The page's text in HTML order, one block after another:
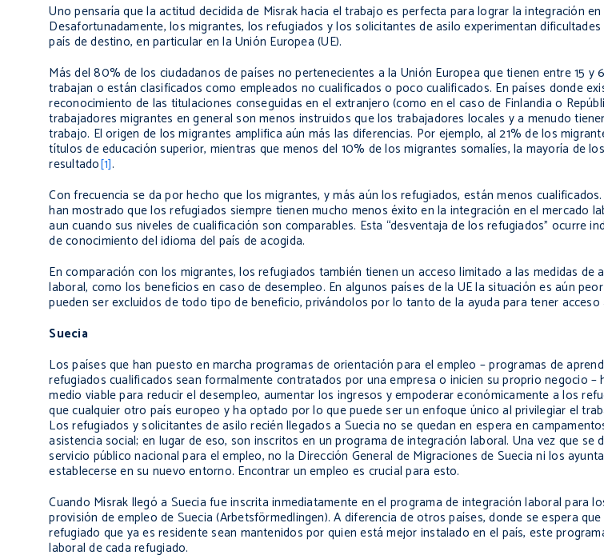
Uno pensaría que la actitud decidida de Misrak hacia el trabajo es perfecta para lograr la integración
Desafortunadamente, los migrantes, los refugiados y los solicitantes de asilo experimentan
país de destino, en particular en la Unión Europea (UE).
Más del 80% de los ciudadanos de países no pertenecientes a la Unión Europea que tienen entre 15 y
trabajan o están clasificados como empleados no cualificados o poco cualificados. En países donde
reconocimiento de las titulaciones conseguidas en el extranjero (como en el caso de Finlandia o
trabajadores migrantes en general son menos instruidos que los trabajadores locales y a menudo
trabajo. El origen de los migrantes amplifica aún más las diferencias. Por ejemplo, al 21% de los
títulos de educación superior, mientras que menos del 10% de los migrantes somalíes, la mayoría de
resultado[1].
Con frecuencia se da por hecho que los migrantes, y más aún los refugiados, están menos
han mostrado que los refugiados siempre tienen mucho menos éxito en la integración en el mercado
aun cuando sus niveles de cualificación son comparables. Esta “desventaja de los refugiados” ocurre
de conocimiento del idioma del país de acogida.
En comparación con los migrantes, los refugiados también tienen un acceso limitado a las medidas de
laboral, como los beneficios en caso de desempleo. En algunos países de la UE la situación es aún
pueden ser excluidos de todo tipo de beneficio, privándolos por lo tanto de la ayuda para tener acceso
Suecia
Los países que han puesto en marcha programas de orientación para el empleo – programas de
refugiados cualificados sean formalmente contratados por una empresa o inicien su proprio negocio
medio viable para reducir el desempleo, aumentar los ingresos y empoderar económicamente a los
que cualquier otro país europeo y ha optado por lo que puede ser un enfoque único al privilegiar el
Los refugiados y solicitantes de asilo recién llegados a Suecia no se quedan en espera en
asistencia social; en lugar de eso, son inscritos en un programa de integración laboral. Una vez que se
servicio público nacional para el empleo, no la Dirección General de Migraciones de Suecia ni los
establecerse en su nuevo entorno. Encontrar un empleo es crucial para esto.
Cuando Misrak llegó a Suecia fue inscrita inmediatamente en el programa de integración laboral para
provisión de empleo de Suecia (Arbetsförmedlingen). A diferencia de otros países, donde se espera
refugiado que ya es residente sean mantenidos por quien está mejor instalado en el país, este
laboral de cada refugiado.